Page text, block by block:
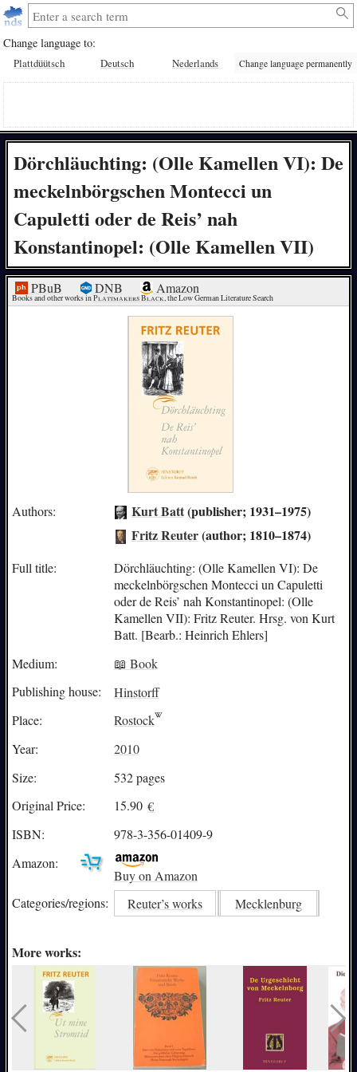
Change language to:
Plattdüütsch Deutsch Nederlands Change language permanently
Dörchläuchting: (Olle Kamellen VI): De
meckelnbörgschen Montecci un
Capuletti oder de Reis’ nah
Konstantinopel: (Olle Kamellen VII)
PBuB DNB Amazon
Books and other works in Plattmakers Black, the Low German Literature Search
Authors: Kurt Batt(publisher; 1931–1975)
Fritz Reuter(author; 1810–1874)
Full title:
Dörchläuchting: (Olle Kamellen VI): De
meckelnbörgschen Montecci un Capuletti
oder de Reis’ nah Konstantinopel: (Olle
Kamellen VII): Fritz Reuter. Hrsg. von Kurt
Batt. [Bearb.: Heinrich Ehlers]
Medium:
📖 Book
Publishing house:
Hinstorff
Place:
Rostock
Year:
2010
Size:
532 pages
Original Price:
15.90 €
ISBN:
978-3-356-01409-9
Amazon:
Buy on Amazon
Categories/regions: Reuter’s works Mecklenburg
More works: